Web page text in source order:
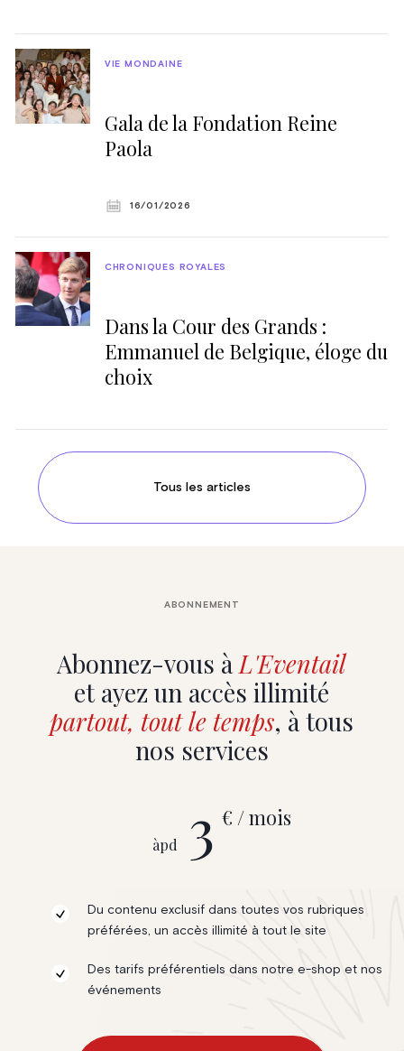
Gala de la Fondation Reine
Paola
VIE MONDAINE
16/01/2026
Dans la Cour des Grands :
Emmanuel de Belgique, éloge du
choix
CHRONIQUES ROYALES
Tous les articles
Abonnez-vous àL'Eventail
et ayez un accès illimité
partout, tout le temps, à tous
nos services
ABONNEMENT
àpd 3 € / mois
Du contenu exclusif dans toutes vos rubriques
préférées, un accès illimité à tout le site
Des tarifs préférentiels dans notre e-shop et nos
événements